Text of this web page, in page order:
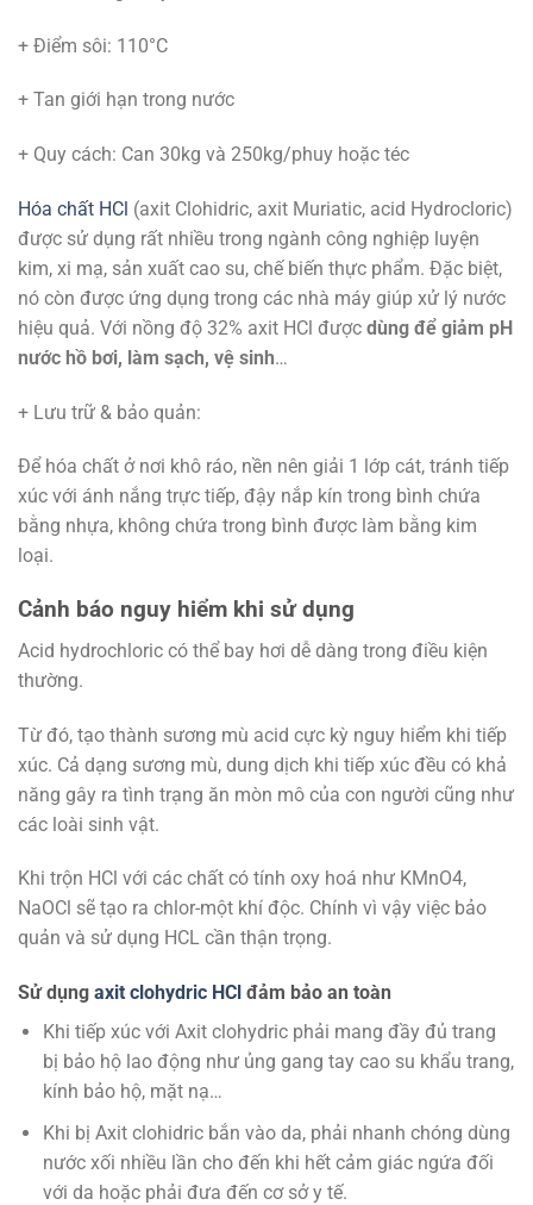
+ Điểm sôi: 110°C
+ Tan giới hạn trong nước
+ Quy cách: Can 30kg và 250kg/phuy hoặc téc
Hóa chất HCl (axit Clohidric, axit Muriatic, acid Hydrocloric)
được sử dụng rất nhiều trong ngành công nghiệp luyện
kim, xi mạ, sản xuất cao su, chế biến thực phẩm. Đặc biệt,
nó còn được ứng dụng trong các nhà máy giúp xử lý nước
hiệu quả. Với nồng độ 32% axit HCl được dùng để giảm pH
nước hồ bơi, làm sạch, vệ sinh…
+ Lưu trữ & bảo quản:
Để hóa chất ở nơi khô ráo, nền nên giải 1 lớp cát, tránh tiếp
xúc với ánh nắng trực tiếp, đậy nắp kín trong bình chứa
bằng nhựa, không chứa trong bình được làm bằng kim
loại.
Cảnh báo nguy hiểm khi sử dụng
Acid hydrochloric có thể bay hơi dễ dàng trong điều kiện
thường.
Từ đó, tạo thành sương mù acid cực kỳ nguy hiểm khi tiếp
xúc. Cả dạng sương mù, dung dịch khi tiếp xúc đều có khả
năng gây ra tình trạng ăn mòn mô của con người cũng như
các loài sinh vật.
Khi trộn HCl với các chất có tính oxy hoá như KMnO4,
NaOCl sẽ tạo ra chlor-một khí độc. Chính vì vậy việc bảo
quản và sử dụng HCL cần thận trọng.
Sử dụng axit clohydric HCl đảm bảo an toàn
Khi tiếp xúc với Axit clohydric phải mang đầy đủ trang
bị bảo hộ lao động như ủng gang tay cao su khẩu trang,
kính bảo hộ, mặt nạ…
Khi bị Axit clohidric bắn vào da, phải nhanh chóng dùng
nước xối nhiều lần cho đến khi hết cảm giác ngứa đối
với da hoặc phải đưa đến cơ sở y tế.